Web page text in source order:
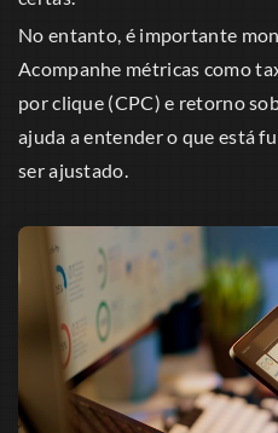
No entanto, é importante
Acompanhe métricas como
por clique (CPC) e retorno
ajuda a entender o que está
ser ajustado.